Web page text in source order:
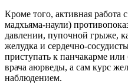
Кроме того, активная
мадхьяма-наули)
давлении, пупочной грыже,
желудка и сердечно-
приступать к панчакарме или
врача аюрведы, а сам курс
наблюдением.